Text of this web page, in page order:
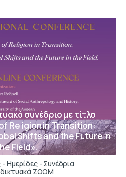
συνέδριο με τίτλο
Religion in Transition:
Shifts and the Future in
Field».
- Ημερίδες - Συνέδρια
ΖΟΟΜ